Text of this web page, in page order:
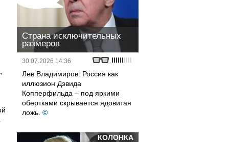
Страна исключительных
размеров
30.07.2026 14:36
Лев Владимиров: Россия как
иллюзион Дэвида
Копперфильда – под яркими
обертками скрывается ядовитая
ложь. ©
КОЛОНКА